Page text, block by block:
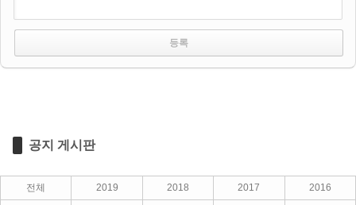
공지 게시판
전체 2019 2018 2017 2016